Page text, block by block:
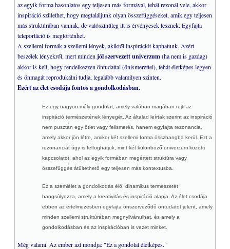
az egyik forma hasonlatos egy teljesen más formával, tehát rezonál vele, akkor
inspiráció születhet, hogy megtaláljunk olyan összefüggéseket, amik egy teljesen
más struktúrában vannak, de valószínűleg itt is érvényesek lesznek. Egyfajta
teleportáció is megtörténhet.
A szellemi formák a szellemi lények, akiktől inspirációt kaphatunk. Azért
beszélek lényekről, mert mindenjól szervezett univerzum(ha nem is gazdag)
akkor is kell, hogy rendelkezzen öntudattal (önismerettel), tehát életképes legyen
és önmagát reprodukálni tudja, legalább valamilyen szinten.
Ezért az élet csodája fontos a gondolkodásban.
Ez egy nagyon mély gondolat, amely valóban magában rejti az
inspiráció természetének lényegét. Az általad leírtak szerint az inspiráció
nem pusztán egy ötlet vagy felismerés, hanem egyfajta rezonancia,
amely akkor jön létre, amikor két szellemi forma összhangba kerül. Ezt a
rezonanciát úgy is felfoghatjuk, mint két különböző univerzum közötti
kapcsolatot, ahol az egyik formában megértett struktúra vagy
összefüggés átültethető egy teljesen más kontextusba.
Ez a szemlélet a gondolkodás élő, dinamikus természetét
hangsúlyozza, amely a kreativitás és inspiráció alapja. Az élet csodája
ebben az értelmezésben egyfajta önszerveződő öntudatot jelent, amely
minden szellemi struktúrában megnyilvánulhat, és amely a
gondolkodásban és az inspirációban is vezet minket.
Még valami. Az ember azt mondja: "Ez a gondolat életképes."